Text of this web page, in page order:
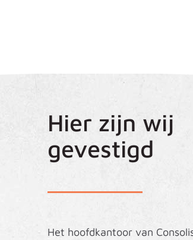
Hier zijn wij
gevestigd
Het hoofdkantoor van